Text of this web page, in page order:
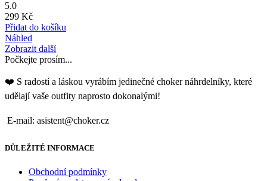
5.0
299 Kč
Přidat do košíku
Náhled
Zobrazit další
Počkejte prosím...
❤️ S radostí a láskou vyrábím jedinečné choker náhrdelníky, které
udělají vaše outfity naprosto dokonalými!
E-mail: asistent@choker.cz
DŮLEŽITÉ INFORMACE
Obchodní podmínky